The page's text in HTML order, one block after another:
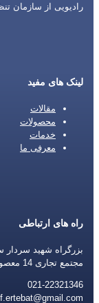
رادیویی از سازمان
لینک های مفید
مقالات
محصولات
خدمات
معرفی ما
راه های ارتباطی
بزرگراه شهید سردار
مجتمع تجاری 14 معصوم ، طبقه 3، واحد 3
021-22321346